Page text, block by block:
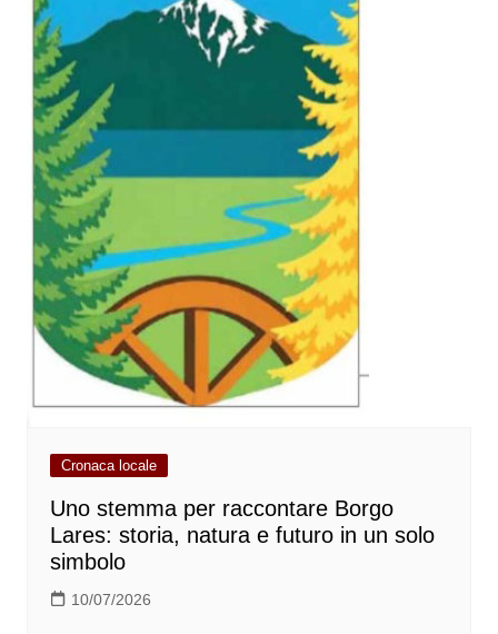
Cronaca locale
Uno stemma per raccontare Borgo
Lares: storia, natura e futuro in un solo
simbolo
10/07/2026